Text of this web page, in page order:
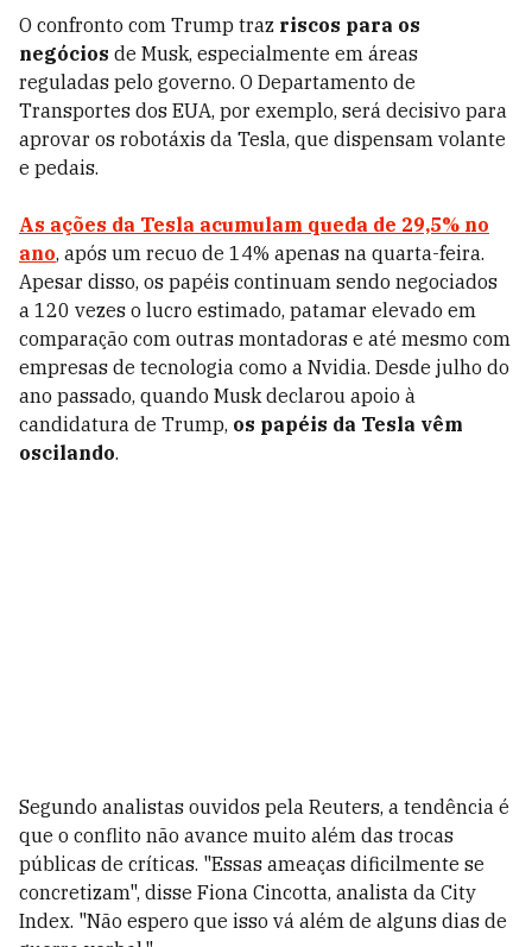
O confronto com Trump traz riscos para os
negócios de Musk, especialmente em áreas
reguladas pelo governo. O Departamento de
Transportes dos EUA, por exemplo, será decisivo para
aprovar os robotáxis da Tesla, que dispensam volante
e pedais.
As ações da Tesla acumulam queda de 29,5% no
ano, após um recuo de 14% apenas na quarta-feira.
Apesar disso, os papéis continuam sendo negociados
a 120 vezes o lucro estimado, patamar elevado em
comparação com outras montadoras e até mesmo com
empresas de tecnologia como a Nvidia. Desde julho do
ano passado, quando Musk declarou apoio à
candidatura de Trump, os papéis da Tesla vêm
oscilando.
Segundo analistas ouvidos pela Reuters, a tendência é
que o conflito não avance muito além das trocas
públicas de críticas. "Essas ameaças dificilmente se
concretizam", disse Fiona Cincotta, analista da City
Index. "Não espero que isso vá além de alguns dias de